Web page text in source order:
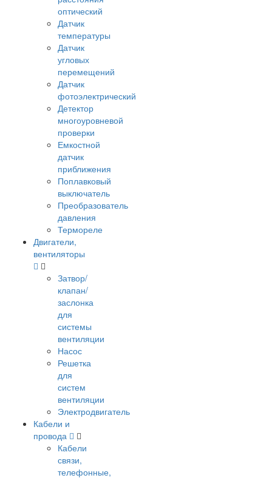
оптический
Датчик
температуры
Датчик
угловых
перемещений
Датчик
фотоэлектрический
Детектор
многоуровневой
проверки
Емкостной
датчик
приближения
Поплавковый
выключатель
Преобразователь
давления
Термореле
Двигатели,
вентиляторы
Затвор/
клапан/
заслонка
для
системы
вентиляции
Насос
Решетка
для
систем
вентиляции
Электродвигатель
Кабели и
провода
Кабели
связи,
телефонные,